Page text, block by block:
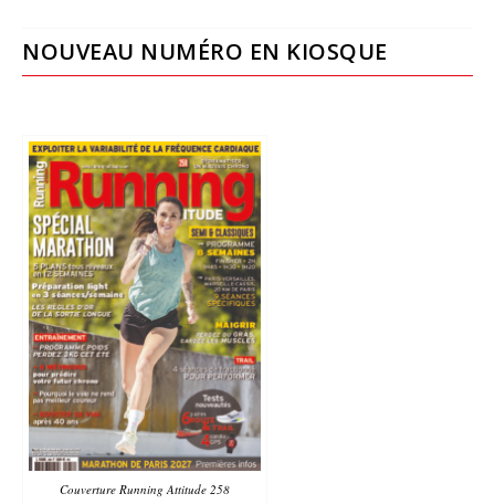
NOUVEAU NUMÉRO EN KIOSQUE
Couverture Running Attitude 258